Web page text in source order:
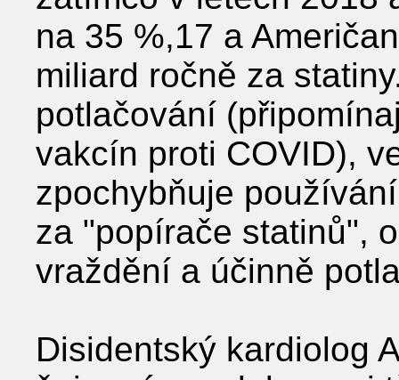
na 35 %,17 a
miliard ročně za
potlačování
vakcín proti COVID),
zpochybňuje
za "popírače statinů",
vraždění a účinně
Disidentský kardiolog